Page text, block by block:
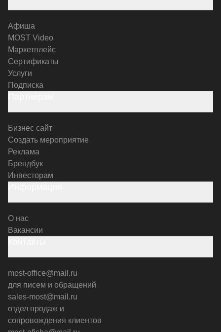
Афиша
MOST Video
Маркетплейс
Сертификаты
Услуги
Подписка
Бизнес сайт
Создать мероприятие
Реклама
Брендбук
Инвесторам
О нас
Вакансии
most-office@mail.ru
для писем и обращений
sales-most@mail.ru
отдел продаж и
сопровождения клиентов